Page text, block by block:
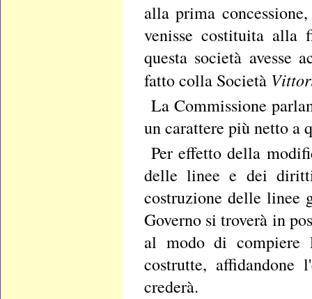
alla prima
venisse costituita alla
questa società
fatto colla Società
La Commissione
un carattere più netto a
Per effetto della
delle linee e dei
costruzione delle linee
Governo si troverà in
al modo di compiere
costrutte,
crederà.